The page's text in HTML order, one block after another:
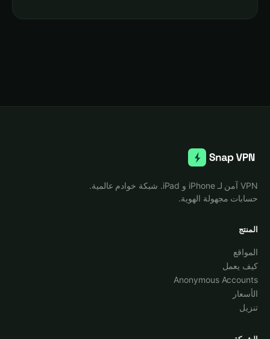
VPN آمن لـ iPhone و iPad. شبكة خوادم عالمية.
حسابات مجهولة الهوية.
المنتج
المواقع
كيف يعمل
Anonymous Accounts
الأسعار
تنزيل